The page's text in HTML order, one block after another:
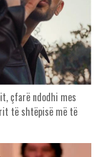
çfarë ndodhi mes
të shtëpisë më të